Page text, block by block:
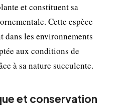
et constituent sa
Cette espèce
dans les environnements
aux conditions de
à sa nature succulente.
et conservation